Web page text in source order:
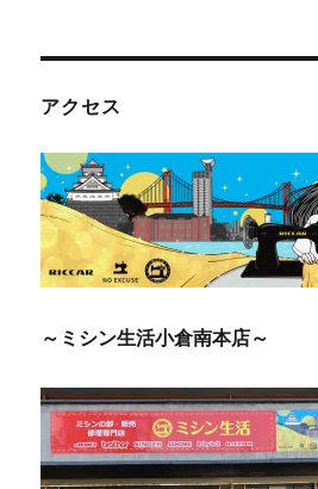
アクセス
～ミシン生活小倉南本店～